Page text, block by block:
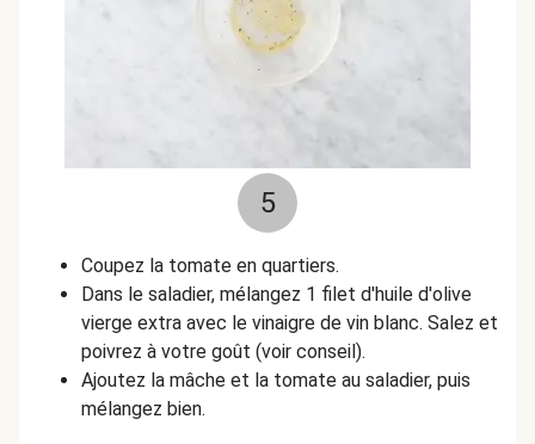
5
Coupez la tomate en quartiers.
Dans le saladier, mélangez 1 filet d'huile d'olive
vierge extra avec le vinaigre de vin blanc. Salez et
poivrez à votre goût (voir conseil).
Ajoutez la mâche et la tomate au saladier, puis
mélangez bien.